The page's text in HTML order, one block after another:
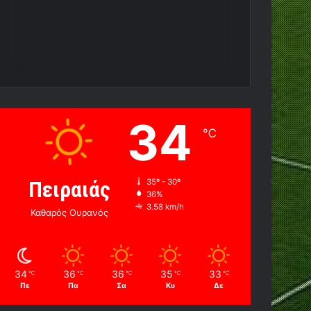
Πειραιάς
Καθαρός Ουρανός
34 ℃
35º - 30º
36%
3.58 km/h
34 ℃
Πε
36 ℃
Πα
36 ℃
Σα
35 ℃
Κυ
33 ℃
Δε